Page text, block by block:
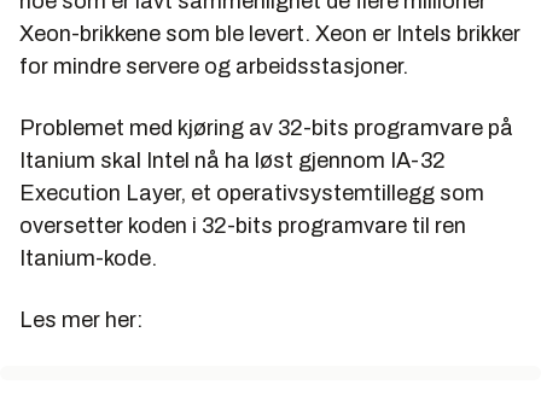
Xeon-brikkene som ble levert. Xeon er Intels brikker
for mindre servere og arbeidsstasjoner.
Problemet med kjøring av 32-bits programvare på
Itanium skal Intel nå ha løst gjennom IA-32
Execution Layer, et operativsystemtillegg som
oversetter koden i 32-bits programvare til ren
Itanium-kode.
Les mer her: